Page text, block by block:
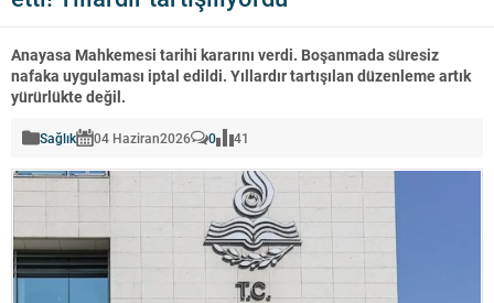
Anayasa Mahkemesi tarihi kararını verdi. Boşanmada süresiz
nafaka uygulaması iptal edildi. Yıllardır tartışılan düzenleme artık
yürürlükte değil.
Sağlık 04 Haziran2026 0 41